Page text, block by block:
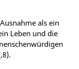
als ein
Leben und die